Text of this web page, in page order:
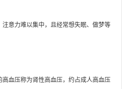
意力难以集中，且经常想失眠、做梦等
血压称为肾性高血压，约占成人高血压